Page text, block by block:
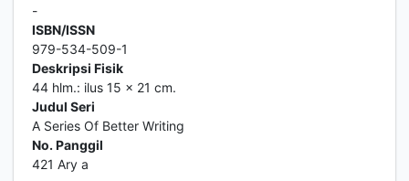
-
ISBN/ISSN
979-534-509-1
Deskripsi Fisik
44 hlm.: ilus 15 x 21 cm.
Judul Seri
A Series Of Better Writing
No. Panggil
421 Ary a